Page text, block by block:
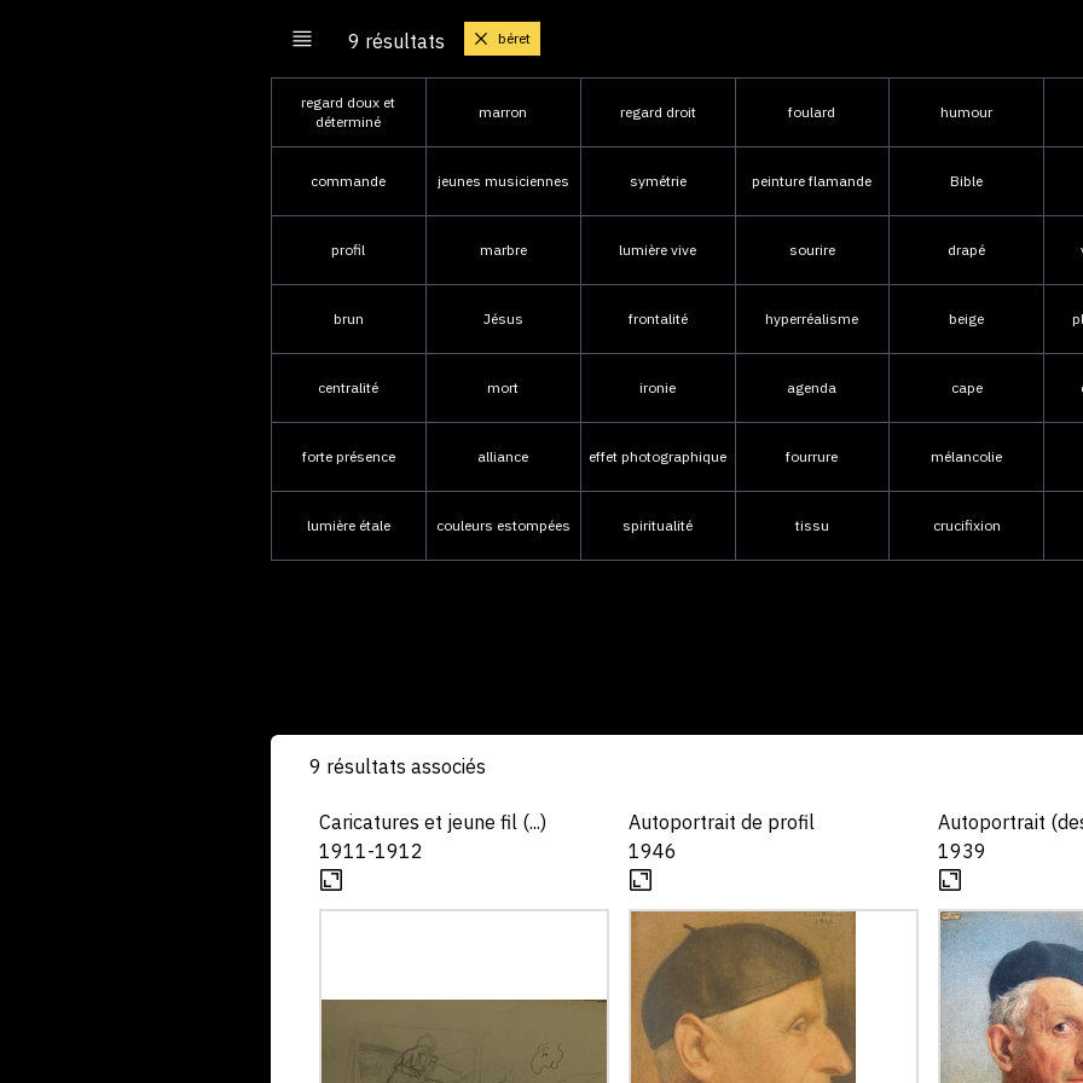
9 résultats béret
regard doux et
déterminé
marron regard droit foulard humour
commande jeunes musiciennes symétrie peinture flamande Bible
profil marbre lumière vive sourire drapé
brun Jésus frontalité hyperréalisme beige
centralité mort ironie agenda cape
forte présence alliance effet photographique fourrure mélancolie
lumière étale couleurs estompées spiritualité tissu crucifixion
9 résultats associés
Caricatures et jeune fil (...)
1911-1912
Autoportrait de profil
1946
Autoportrait
1939